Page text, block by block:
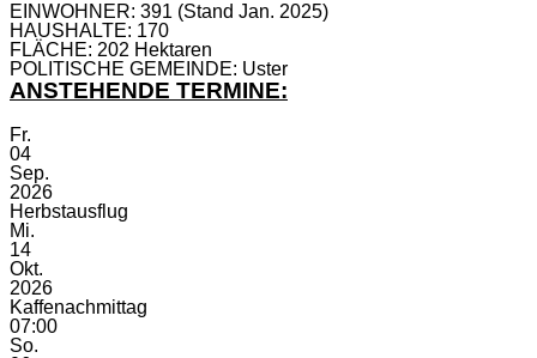
EINWOHNER: 391 (Stand Jan. 2025)
HAUSHALTE: 170
FLÄCHE: 202 Hektaren
POLITISCHE GEMEINDE: Uster
ANSTEHENDE TERMINE:
Fr.
04
Sep.
2026
Herbstausflug
Mi.
14
Okt.
2026
Kaffenachmittag
07:00
So.